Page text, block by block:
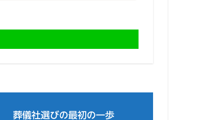
葬儀社選びの最初の一歩